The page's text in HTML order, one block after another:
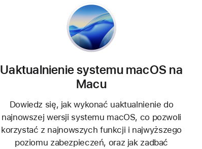
Uaktualnienie systemu macOS na
Macu
Dowiedz się, jak wykonać uaktualnienie do
najnowszej wersji systemu macOS, co pozwoli
korzystać z najnowszych funkcji i najwyższego
poziomu zabezpieczeń, oraz jak zadbać